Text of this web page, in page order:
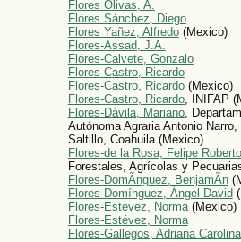
Flores Olivas, A.
Flores Sánchez, Diego
Flores Yañez, Alfredo(Mexico)
Flores-Assad, J.A.
Flores-Calvete, Gonzalo
Flores-Castro, Ricardo
Flores-Castro, Ricardo(Mexico)
Flores-Castro, Ricardo, INIFAP
Flores-Dávila, Mariano,
Autónoma Agraria Antonio
Saltillo, Coahuila (Mexico)
Flores-de la Rosa, Felipe Roberto
Forestales, Agrícolas y
Flores-DomÃ­nguez, BenjamÃ­n
Flores-Domínguez, Ángel David
Flores-Estevez, Norma(Mexico)
Flores-Estévez, Norma
Flores-Gallegos, Adriana Carolina